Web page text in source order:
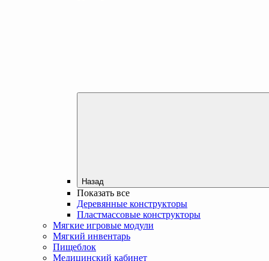
Назад
Показать все
Деревянные конструкторы
Пластмассовые конструкторы
Мягкие игровые модули
Мягкий инвентарь
Пищеблок
Медицинский кабинет